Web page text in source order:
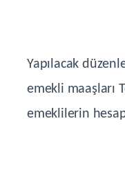
Yapılacak
emekli maaşları
emeklilerin